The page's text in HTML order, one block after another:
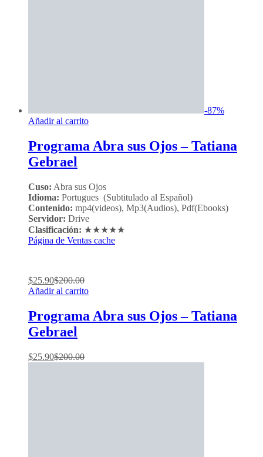
-87%
Añadir al carrito
Programa Abra sus Ojos – Tatiana
Gebrael
Cuso: Abra sus Ojos
Idioma: Portugues (Subtitulado al Español)
Contenido: mp4(videos), Mp3(Audios), Pdf(Ebooks)
Servidor: Drive
Clasificación: ★★★★★
Página de Ventas cache
$25.90$200.00
Añadir al carrito
Programa Abra sus Ojos – Tatiana
Gebrael
$25.90$200.00